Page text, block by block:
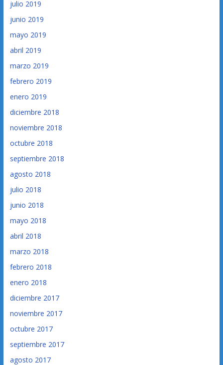
julio 2019
junio 2019
mayo 2019
abril 2019
marzo 2019
febrero 2019
enero 2019
diciembre 2018
noviembre 2018
octubre 2018
septiembre 2018
agosto 2018
julio 2018
junio 2018
mayo 2018
abril 2018
marzo 2018
febrero 2018
enero 2018
diciembre 2017
noviembre 2017
octubre 2017
septiembre 2017
agosto 2017